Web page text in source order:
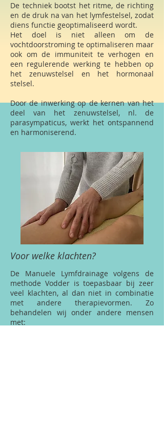
De techniek bootst het ritme, de richting
en de druk na van het lymfestelsel, zodat
diens functie geoptimaliseerd wordt.
Het doel is niet alleen om de
vochtdoorstroming te optimaliseren maar
ook om de immuniteit te verhogen en
een regulerende werking te hebben op
het zenuwstelsel en het hormonaal
stelsel.
Door de inwerking op de kernen van het
deel van het zenuwstelsel, nl. de
parasympaticus, werkt het ontspannend
en harmoniserend.
Voor welke klachten?
De Manuele Lymfdrainage volgens de
methode Vodder is toepasbaar bij zeer
veel klachten, al dan niet in combinatie
met andere therapievormen. Zo
behandelen wij onder andere mensen
met: